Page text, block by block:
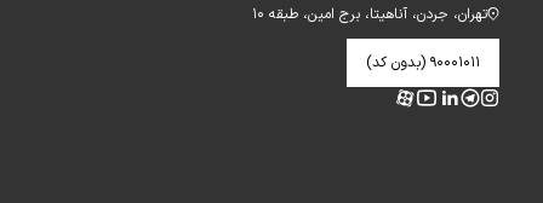
تهران، جردن، آناهیتا، برج امین، طبقه ۱۰
۹۰۰۰۱۰۱۱ (بدون کد)